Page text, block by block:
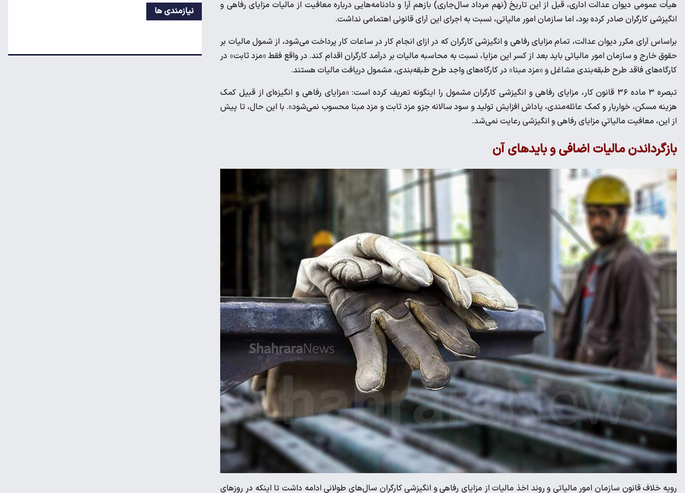
هیأت عمومی دیوان عدالت اداری، قبل از این تاریخ (نهم مرداد سال‌جاری) بازهم آرا و دادنامه‌هایی درباره معافیت از مالیات مزایای رفاهی و
انگیزشی کارگران صادر کرده بود، اما سازمان امور مالیاتی، نسبت به اجرای این آرای قانونی اهتمامی نداشت.
براساس آرای مکرر دیوان عدالت، تمام مزایای رفاهی و انگیزشی کارگران که در ازای انجام کار در ساعات کار پرداخت می‌شود، از شمول مالیات بر
حقوق خارج و سازمان امور مالیاتی باید بعد از کسر این مزایا، نسبت به محاسبه مالیات بر درآمد کارگران اقدام کند. در واقع فقط «مزد ثابت» در
کارگاه‌های فاقد طرح طبقه‌بندی مشاغل و «مزد مبنا» در کارگاه‌های واجد طرح طبقه‌بندی، مشمول دریافت مالیات هستند.
تبصره ۳ ماده ۳۶ قانون کار، مزایای رفاهی و انگیزشی کارگران مشمول را اینگونه تعریف کرده است: «مزایای رفاهی و انگیزه‌ای از قبیل کمک
هزینه مسکن، خواربار و کمک عائله‌مندی، پاداش افزایش تولید و سود سالانه جزو مزد ثابت و مزد مبنا محسوب نمی‌شود». با این حال، تا پیش
از این، معافیت مالیاتیِ مزایای رفاهی و انگیزشی رعایت نمی‌شد.
بازگرداندن مالیات اضافی و باید‌های آن
رویه خلاف قانون سازمان امور مالیاتی و روند اخذ مالیات از مزایای رفاهی و انگیزشی کارگران سال‌های طولانی ادامه داشت تا اینکه در روز‌های
نیازمندی ها